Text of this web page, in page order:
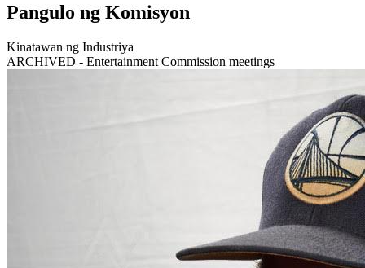
Pangulo ng Komisyon
Kinatawan ng Industriya
ARCHIVED - Entertainment Commission meetings